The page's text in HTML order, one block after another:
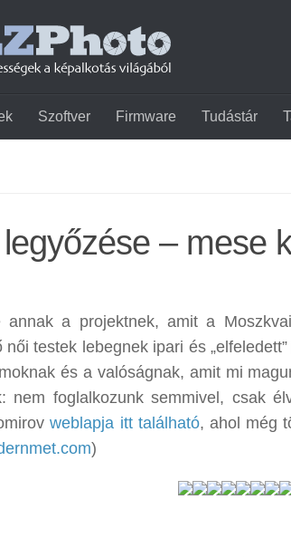
Szoftver Firmware Tudástár
– mese
annak a projektnek, amit a
testek lebegnek ipari és
és a valóságnak, amit mi
nem foglalkozunk semmivel, csak
weblapja itt található, ahol még
)